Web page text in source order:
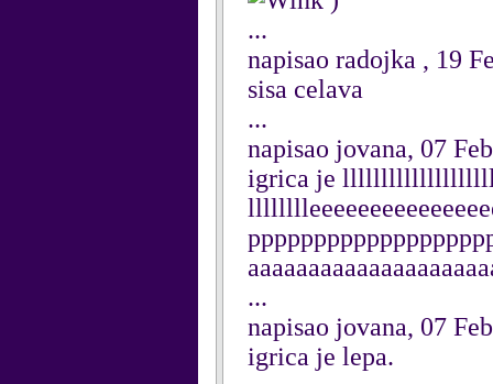
...
napisao radojka , 19
sisa celava
...
napisao jovana, 07
igrica je
...
napisao jovana, 07
igrica je lepa.